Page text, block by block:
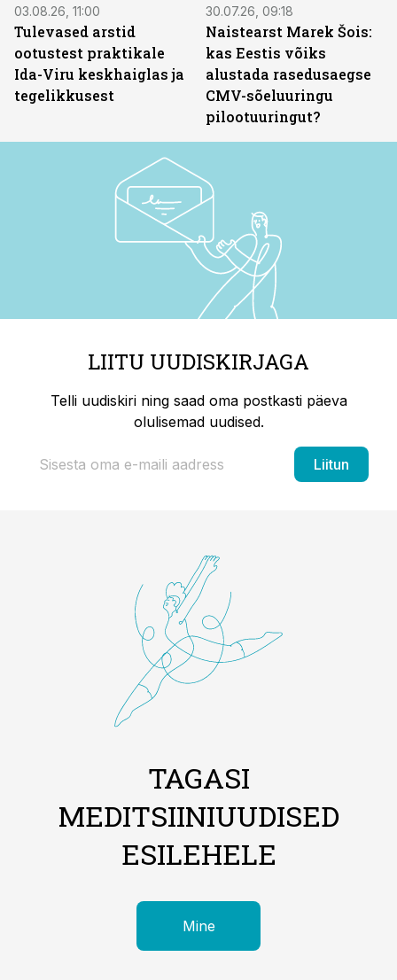
03.08.26, 11:00
Tulevased arstid
ootustest praktikale
Ida-Viru keskhaiglas ja
tegelikkusest
30.07.26, 09:18
Naistearst Marek Šois:
kas Eestis võiks
alustada rasedusaegse
CMV-sõeluuringu
pilootuuringut?
LIITU UUDISKIRJAGA
Telli uudiskiri ning saad oma postkasti päeva
olulisemad uudised.
Liitun
TAGASI
MEDITSIINIUUDISED
ESILEHELE
Mine